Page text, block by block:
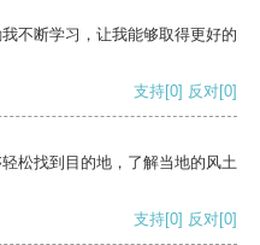
不断学习，让我能够取得更好的
支持[0] 反对[0]
松找到目的地，了解当地的风土
支持[0] 反对[0]